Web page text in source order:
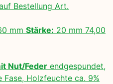
Bestellung Art.
mm Stärke: 20 mm 74,00
Nut/Feder endgespundet,
Holzfeuchte ca. 9%